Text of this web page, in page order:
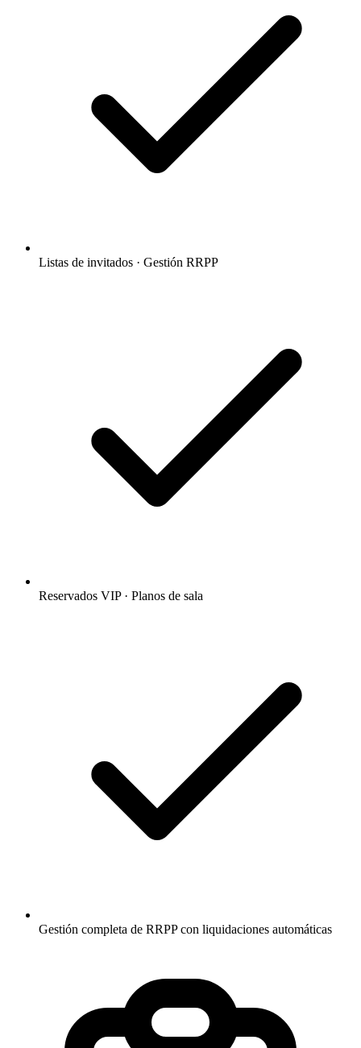
Listas de invitados · Gestión RRPP
Reservados VIP · Planos de sala
Gestión completa de RRPP con liquidaciones automáticas